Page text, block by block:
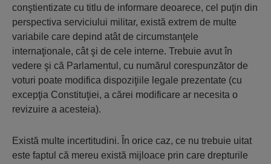
conştientizate cu titlu de informare deoarece, cel puţin din
perspectiva serviciului militar, există extrem de multe
variabile care depind atât de circumstanţele
internaţionale, cât şi de cele interne. Trebuie avut în
vedere şi că Parlamentul, cu numărul corespunzător de
voturi poate modifica dispoziţiile legale prezentate (cu
excepţia Constituţiei, a cărei modificare ar necesita o
revizuire a acesteia).
Există multe incertitudini. În orice caz, ce nu trebuie uitat
este faptul că mereu există mijloace prin care drepturile